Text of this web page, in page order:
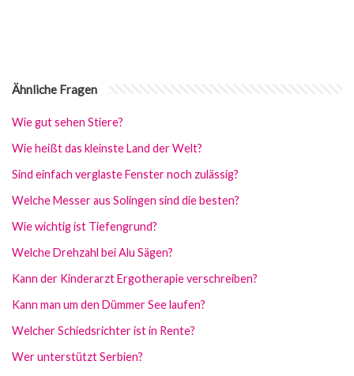
Ähnliche Fragen
Wie gut sehen Stiere?
Wie heißt das kleinste Land der Welt?
Sind einfach verglaste Fenster noch zulässig?
Welche Messer aus Solingen sind die besten?
Wie wichtig ist Tiefengrund?
Welche Drehzahl bei Alu Sägen?
Kann der Kinderarzt Ergotherapie verschreiben?
Kann man um den Dümmer See laufen?
Welcher Schiedsrichter ist in Rente?
Wer unterstützt Serbien?